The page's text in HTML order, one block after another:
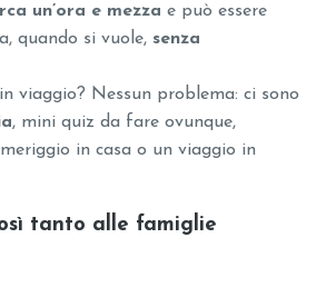
un’ora e mezza e può essere
quando si vuole, senza
viaggio? Nessun problema: ci sono
, mini quiz da fare ovunque,
in casa o un viaggio in
tanto alle famiglie